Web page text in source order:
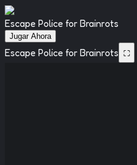
Escape Police for Brainrots
Jugar Ahora
Escape Police for Brainrots ⛶